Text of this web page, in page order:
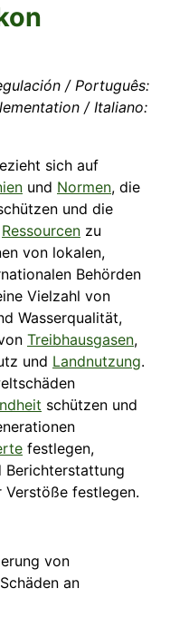
/ Português:
/ Italiano:
sich auf
und Normen, die
und die
Ressourcen zu
von lokalen,
Behörden
Vielzahl von
Wasserqualität,
Treibhausgasen,
und Landnutzung.
schützen und
festlegen,
Berichterstattung
festlegen.
von
an